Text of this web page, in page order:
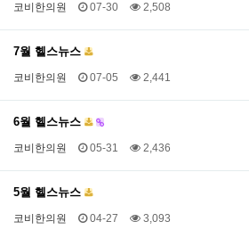
코비한의원 07-30 2,508
7월 헬스뉴스
코비한의원 07-05 2,441
6월 헬스뉴스
코비한의원 05-31 2,436
5월 헬스뉴스
코비한의원 04-27 3,093